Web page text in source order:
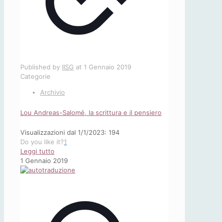
Published by IISG at 1 Gennaio 2019
Categorie
Archivio
Lou Andreas-Salomé, la scrittura e il pensiero
Visualizzazioni dal 1/1/2023: 194
Do you like it?1
Leggi tutto
Lou
Andreas-
il
1 Gennaio 2019